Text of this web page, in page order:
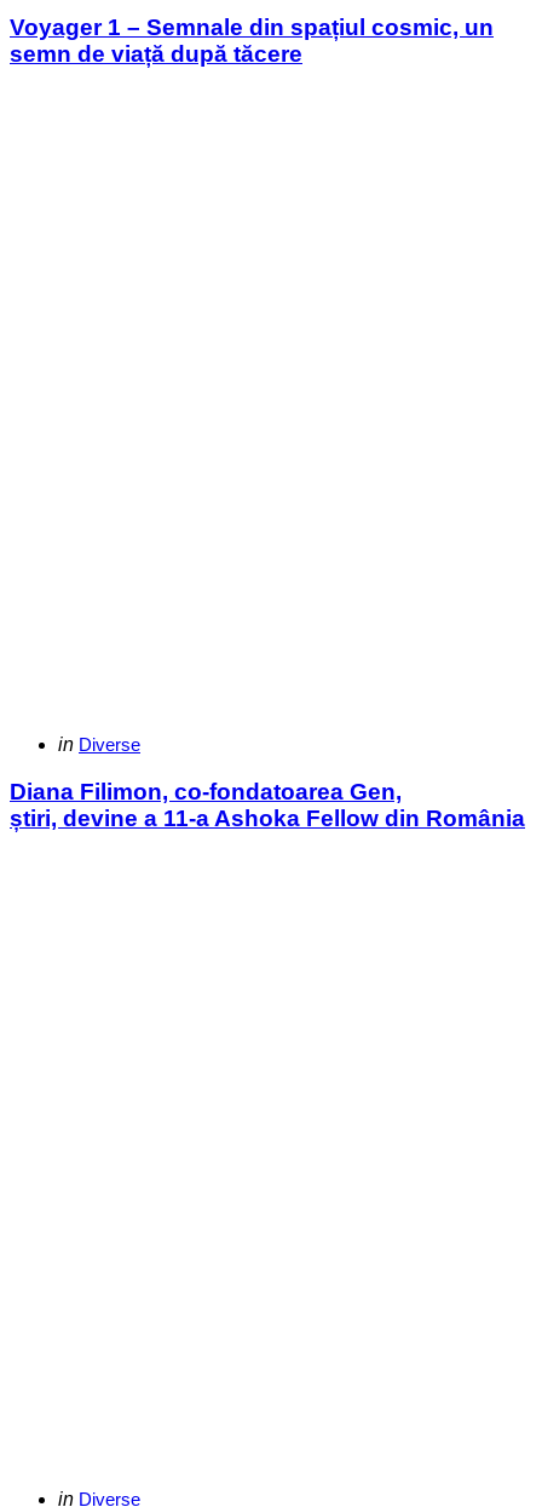
Voyager 1 – Semnale din spațiul cosmic, un
semn de viață după tăcere
Categories
Posted
in Diverse
Diana Filimon, co-fondatoarea Gen,
știri, devine a 11-a Ashoka Fellow din România
Categories
Posted
in Diverse